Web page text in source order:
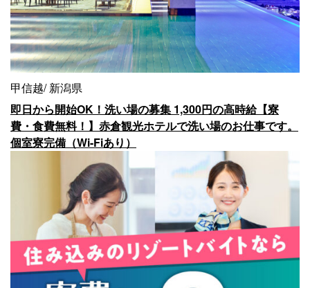
甲信越 新潟県
即日から開始OK！洗い場の募集 1,300円の高時給【寮
費・食費無料！】赤倉観光ホテルで洗い場のお仕事です。
個室寮完備（Wi-Fiあり）